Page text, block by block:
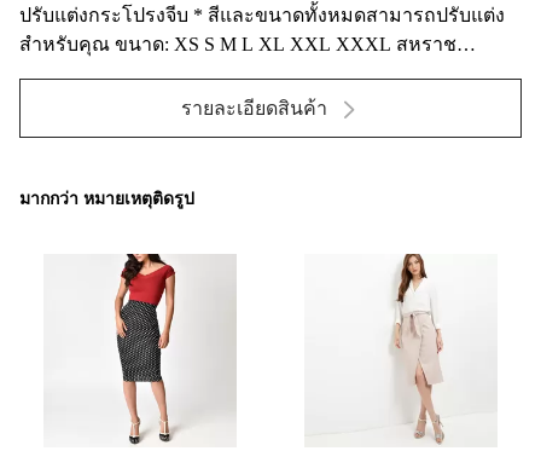
ปรับแต่งกระโปรงจีบ * สีและขนาดทั้งหมดสามารถปรับแต่ง
สำหรับคุณ ขนาด: XS S M L XL XXL XXXL สหราช
รายละเอียดสินค้า
มากกว่า หมายเหตุติดรูป